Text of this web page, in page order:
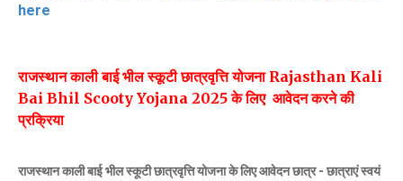
here
राजस्थान काली बाई भील स्कूटी छात्रवृत्ति योजना Rajasthan Kali
Bai Bhil Scooty Yojana 2025 के लिए आवेदन करने की
प्रक्रिया
राजस्थान काली बाई भील स्कूटी छात्रवृत्ति योजना के लिए आवेदन छात्र - छात्राएं स्वयं